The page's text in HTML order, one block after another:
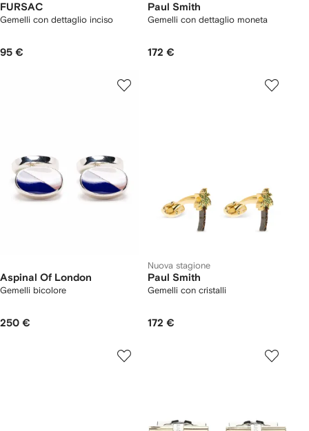
FURSAC
Gemelli con dettaglio inciso
95 €
Paul Smith
Gemelli con dettaglio moneta
172 €
Aspinal Of London
Gemelli bicolore
250 €
Nuova stagione
Paul Smith
Gemelli con cristalli
172 €